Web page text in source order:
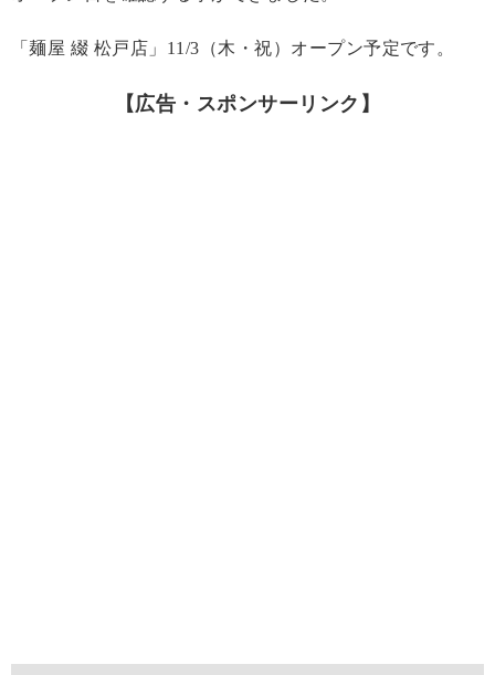
「麺屋 綴 松戸店」11/3（木・祝）オープン予定です。
【広告・スポンサーリンク】